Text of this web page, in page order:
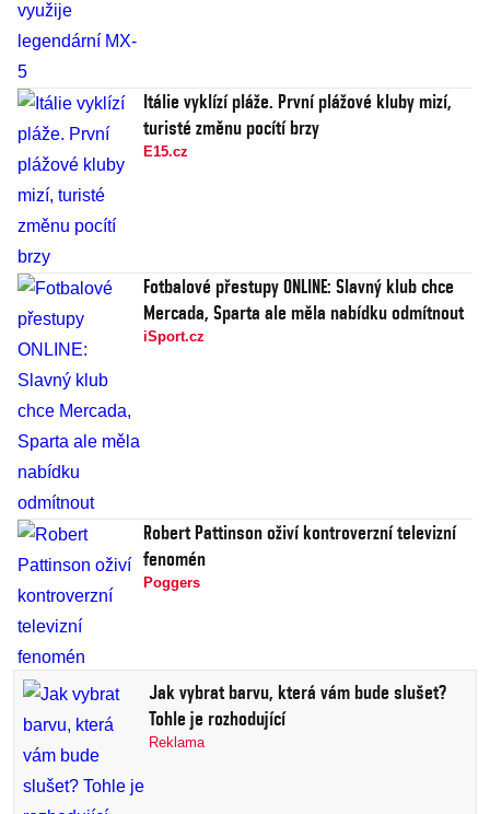
Itálie vyklízí pláže. První plážové kluby mizí,
turisté změnu pocítí brzy
E15.cz
Fotbalové přestupy ONLINE: Slavný klub chce
Mercada, Sparta ale měla nabídku odmítnout
iSport.cz
Robert Pattinson oživí kontroverzní televizní
fenomén
Poggers
Jak vybrat barvu, která vám bude slušet?
Tohle je rozhodující
Reklama